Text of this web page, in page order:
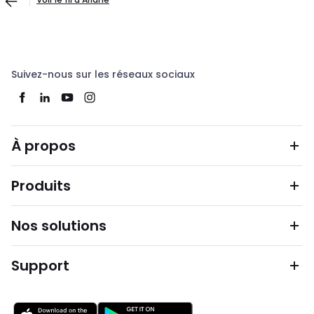
Suivez-nous sur les réseaux sociaux
À propos
Produits
Nos solutions
Support